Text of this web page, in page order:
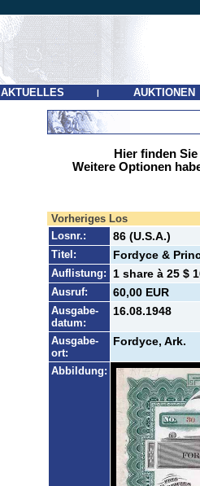
AKTUELLES | AUKTIONEN
Hier finden
Weitere Optionen
Vorheriges Los
Losnr.:
86 (U.S.A.)
Titel: Fordyce &
Auflistung: 1 share à 25 $
Ausruf: 60,00 EUR
Ausgabe-
datum:
16.08.1948
Ausgabe-
ort:
Fordyce, Ark.
Abbildung: